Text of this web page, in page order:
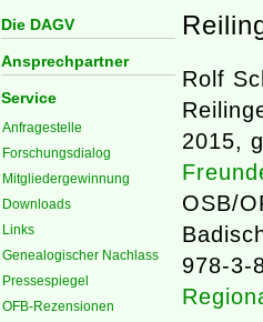
Die DAGV
Ansprechpartner
Service
Anfragestelle
Forschungsdialog
Mitgliedergewinnung
Downloads
Links
Genealogischer Nachlass
Pressespiegel
OFB-Rezensionen
Rolf
2015,
OSB/
978-3-